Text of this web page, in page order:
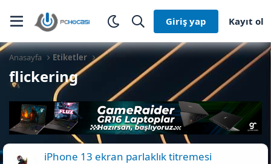
Giriş yap Kayıt ol
Anasayfa Etiketler
flickering
iPhone 13 ekran parlaklık titremesi